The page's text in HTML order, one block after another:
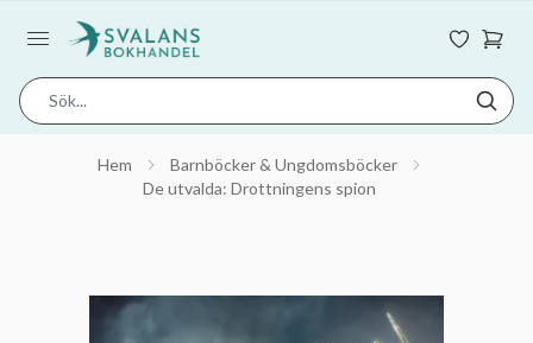
Hem
Barnböcker & Ungdomsböcker
De utvalda: Drottningens spion